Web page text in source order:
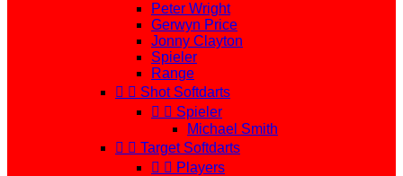
Peter Wright
Gerwyn Price
Jonny Clayton
Spieler
Range
  Shot Softdarts
  Spieler
Michael Smith
  Target Softdarts
  Players